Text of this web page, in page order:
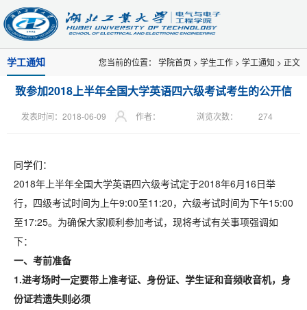
学工通知 您当前的位置： 学院首页 > 学生工作 > 学工通知 > 正文
致参加2018上半年全国大学英语四六级考试考生的公开信
发表时间：2018-06-09 作者： 浏览次数： 274
同学们：
2018年上半年全国大学英语四六级考试定于2018年6月16日举
行，四级考试时间为上午9:00至11:20，六级考试时间为下午15:00
至17:25。为确保大家顺利参加考试，现将考试有关事项强调如
下：
一、考前准备
1.进考场时一定要带上准考证、身份证、学生证和音频收音机，身
份证若遗失则必须